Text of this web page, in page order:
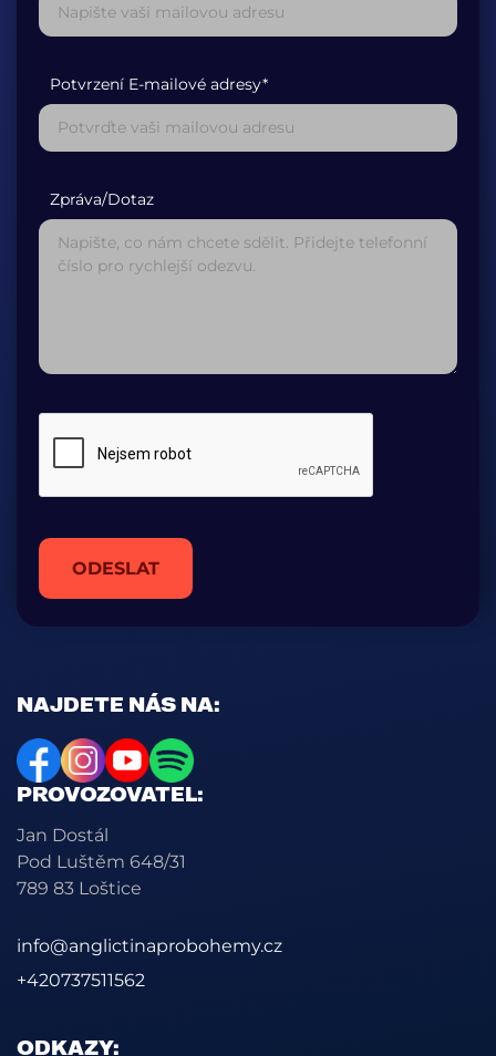
NAJDETE NÁS NA:
PROVOZOVATEL:
Jan Dostál
Pod Luštěm 648/31
789 83 Loštice
info@anglictinaprobohemy.cz
+420737511562
ODKAZY:
Potvrzení E-mailové adresy*
Zpráva/Dotaz
ODESLAT